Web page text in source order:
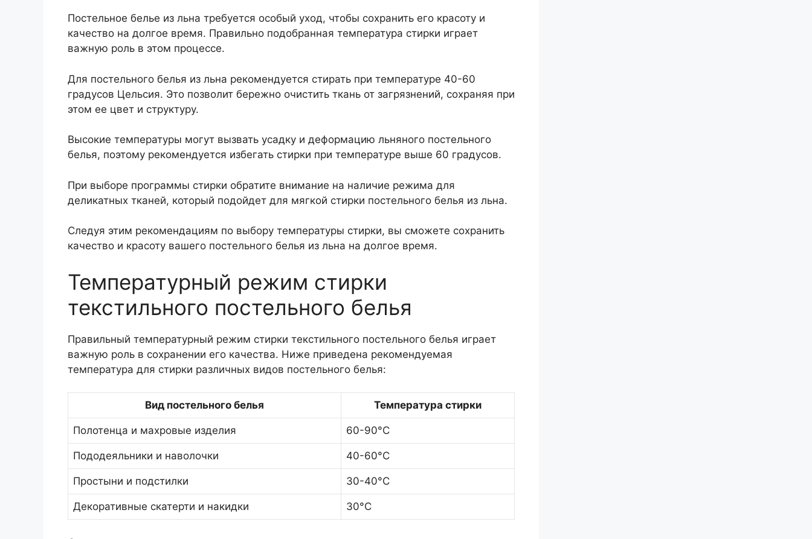
Постельное белье из льна требуется особый уход, чтобы сохранить его красоту и
качество на долгое время. Правильно подобранная температура стирки играет
важную роль в этом процессе.
Для постельного белья из льна рекомендуется стирать при температуре 40-60
градусов Цельсия. Это позволит бережно очистить ткань от загрязнений, сохраняя при
этом ее цвет и структуру.
Высокие температуры могут вызвать усадку и деформацию льняного постельного
белья, поэтому рекомендуется избегать стирки при температуре выше 60 градусов.
При выборе программы стирки обратите внимание на наличие режима для
деликатных тканей, который подойдет для мягкой стирки постельного белья из льна.
Следуя этим рекомендациям по выбору температуры стирки, вы сможете сохранить
качество и красоту вашего постельного белья из льна на долгое время.
Температурный режим стирки
текстильного постельного белья
Правильный температурный режим стирки текстильного постельного белья играет
важную роль в сохранении его качества. Ниже приведена рекомендуемая
температура для стирки различных видов постельного белья:
Вид постельного белья Температура стирки
Полотенца и махровые изделия 60-90°C
Пододеяльники и наволочки 40-60°C
Простыни и подстилки 30-40°C
Декоративные скатерти и накидки 30°C